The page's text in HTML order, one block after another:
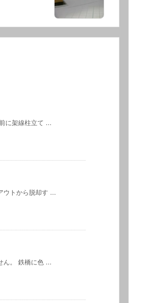
に架線柱立て ...
ウトから脱却す ...
ん。 鉄橋に色 ...